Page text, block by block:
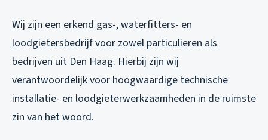
Wij zijn een erkend gas-, waterfitters- en
loodgietersbedrijf voor zowel particulieren als
bedrijven uit Den Haag. Hierbij zijn wij
verantwoordelijk voor hoogwaardige technische
installatie- en loodgieterwerkzaamheden in de ruimste
zin van het woord.